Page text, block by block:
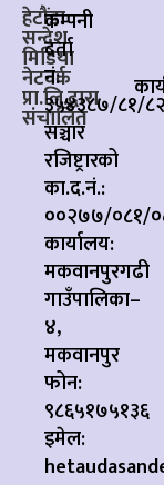
हेटौंडा
सन्देश
मिडिया
नेटवर्क
प्रा.लि.द्वारा
संचालित
कम्पनी
दर्ता
नं:
३५४३८७/८१/८२
सञ्चार
रजिष्ट्रारको
का.द.नं.:
००२७७/०८१/
कार्यालय:
मकवानपुरगढी
गाउँपालिका–
४,
मकवानपुर
फोन:
९८६५१७५१३६
इमेल: